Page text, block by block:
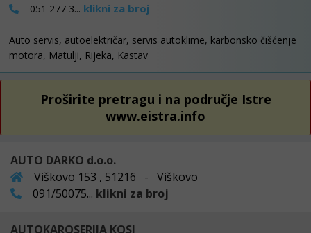
051 277 3... klikni za broj
Auto servis, autoelektričar, servis autoklime, karbonsko čišćenje
motora, Matulji, Rijeka, Kastav
Proširite pretragu i na područje Istre
www.eistra.info
AUTO DARKO d.o.o.
Viškovo 153 , 51216 - Viškovo
091/50075... klikni za broj
AUTOKAROSERIJA KOSI